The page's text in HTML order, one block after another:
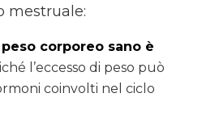
mestruale:
corporeo sano è
l’eccesso di peso può
coinvolti nel ciclo